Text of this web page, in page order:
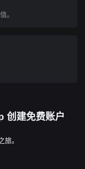
。
创建免费账户
旅。